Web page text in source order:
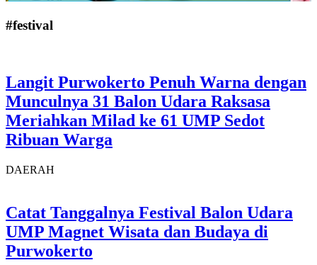
#festival
Langit Purwokerto Penuh Warna dengan
Munculnya 31 Balon Udara Raksasa
Meriahkan Milad ke 61 UMP Sedot
Ribuan Warga
DAERAH
Catat Tanggalnya Festival Balon Udara
UMP Magnet Wisata dan Budaya di
Purwokerto